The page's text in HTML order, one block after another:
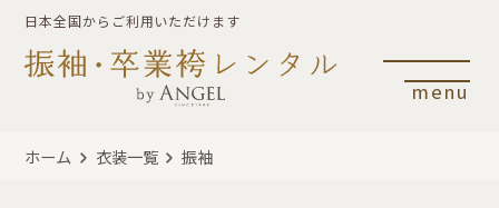
日本全国からご利用いただけます
menu
ホーム 衣装一覧 振袖